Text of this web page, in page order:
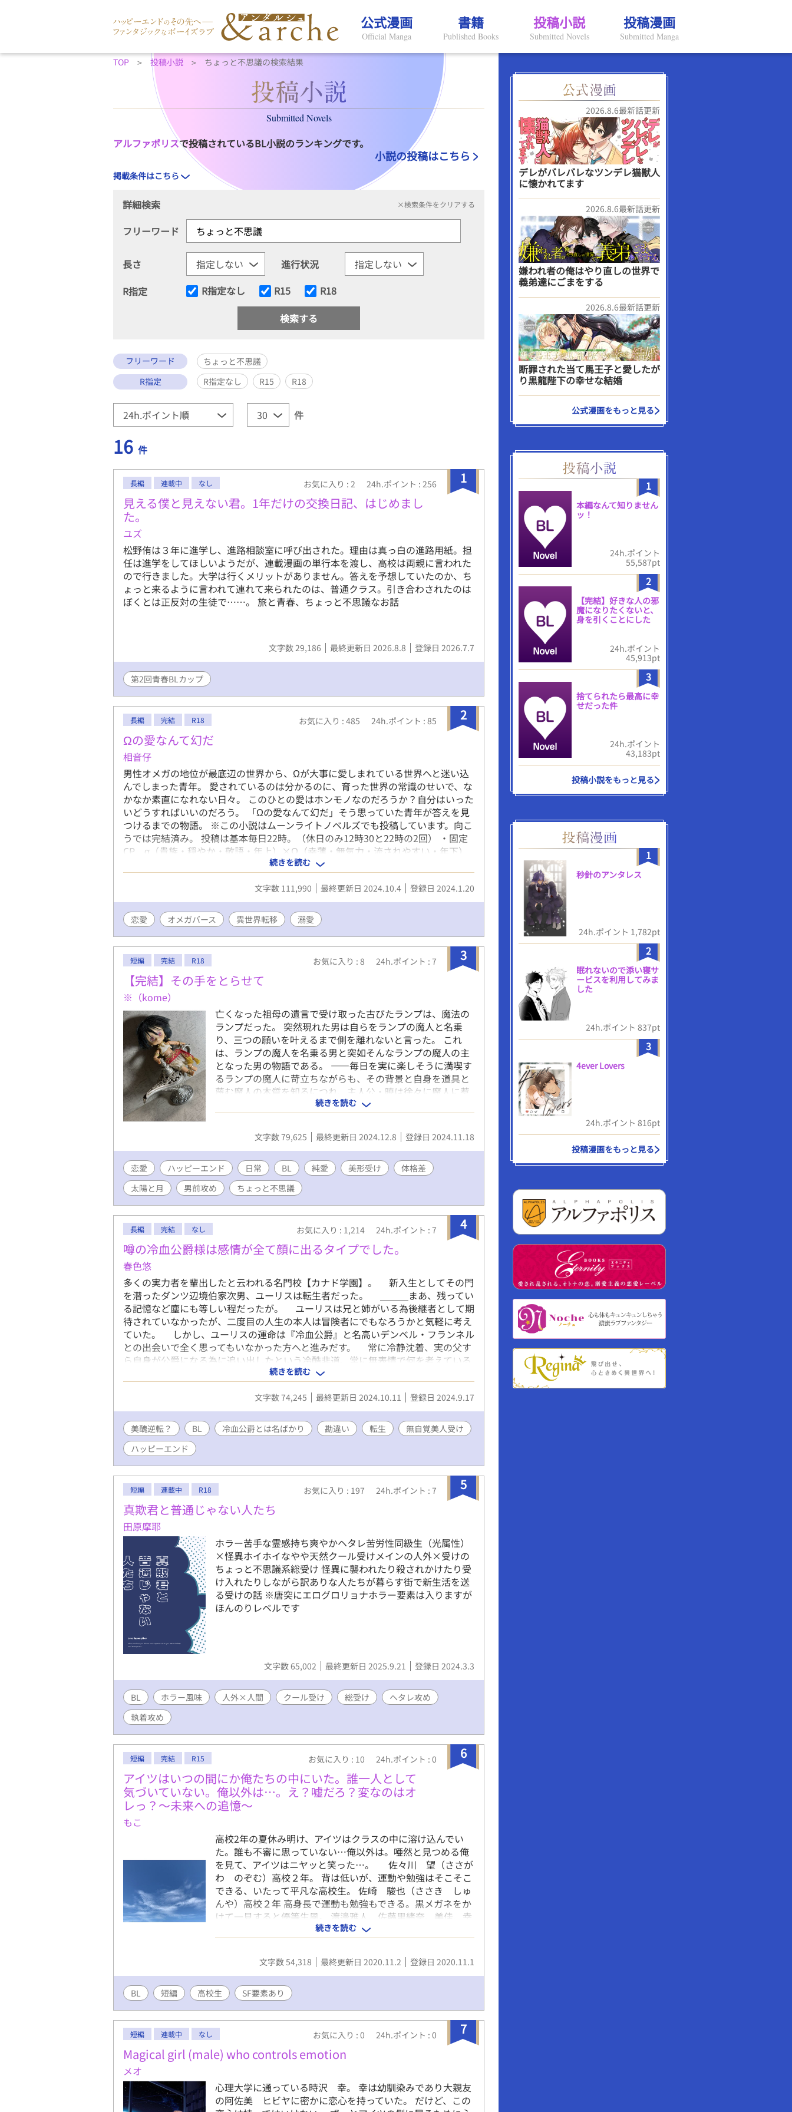
公式漫画
Official Manga
書籍
Published Books
投稿小説
Submitted Novels
投稿漫画
Submitted Manga
TOP 投稿小説 ちょっと不思議の検索結果
Submitted Novels
アルファポリスで投稿されているBL小説のランキングです。
小説の投稿はこちら
掲載条件はこちら
詳細検索 ×検索条件をクリアする
フリーワード
長さ
進行状況
R指定
R指定なし R15 R18
フリーワード
ちょっと不思議
R指定
R指定なし R15 R18
件
16 件
1
長編 連載中 なし お気に入り : 2 24h.ポイント : 256
見える僕と見えない君。1年だけの交換日記、はじめまし
た。
ユズ
松野侑は３年に進学し、進路相談室に呼び出された。理由は真っ白の進路用紙。担
任は進学をしてほしいようだが、連載漫画の単行本を渡し、高校は両親に言われた
ので行きました。大学は行くメリットがありません。答えを予想していたのか、ち
ょっと来るように言われて連れて来られたのは、普通クラス。引き合わされたのは
ぼくとは正反対の生徒で……。 旅と青春、ちょっと不思議なお話
文字数 29,186 最終更新日 2026.8.8 登録日 2026.7.7
第2回青春BLカップ
2
長編 完結 R18 お気に入り : 485 24h.ポイント : 85
Ωの愛なんて幻だ
相音仔
男性オメガの地位が最底辺の世界から、Ωが大事に愛しまれている世界へと迷い込
んでしまった青年。 愛されているのは分かるのに、育った世界の常識のせいで、な
かなか素直になれない日々。 このひとの愛はホンモノなのだろうか？自分はいった
いどうすればいいのだろう。 「Ωの愛なんて幻だ」そう思っていた青年が答えを見
つけるまでの物語。 ※この小説はムーンライトノベルズでも投稿しています。向こ
うでは完結済み。 投稿は基本毎日22時。（休日のみ12時30と22時の2回） ・固定
CP α（貴族・穏やか・敬語・年上）×Ω（幸薄・無気力・流されやすい・年下）
・ちょっと不思議な設定がある程度でファンタジー（魔法）割合は低め。 ・オメガ
バースで本番ありなので、18歳未満の方はNG。そこそこの描写がある回はタイト
続きを読む
文字数 111,990 最終更新日 2024.10.4 登録日 2024.1.20
恋愛 オメガバース 異世界転移 溺愛
3
短編 完結 R18 お気に入り : 8 24h.ポイント : 7
【完結】その手をとらせて
※（kome）
亡くなった祖母の遺言で受け取った古びたランプは、魔法の
ランプだった。 突然現れた男は自らをランプの魔人と名乗
り、三つの願いを叶えるまで側を離れないと言った。 これ
は、ランプの魔人を名乗る男と突如そんなランプの魔人の主
となった男の物語である。 ――毎日を実に楽しそうに満喫す
るランプの魔人に苛立ちながらも、その背景と自身を道具と
蔑む魔人の本質を知るにつれ、主人公・暁は徐々に魔人に惹
かれていく。 そうして距離を縮めていったある夜、暁は魔人
の来歴を知り激怒する。 この男を一人の人間として愛してや
りたいと手を伸ばした彼は、無事、その手を掴めるのか。 握
り返してもらえるのか。 彼らの行く末を知るのは――古ぼけ
編、魔人さんシリーズまで投稿完了しております。 ★カップ
リング傾向★ 魔人の主×ランプの魔人 男前×自罰思考 太陽
属性×月属性 平凡攻め×美形受け
続きを読む
文字数 79,625 最終更新日 2024.12.8 登録日 2024.11.18
恋愛 ハッピーエンド 日常 BL 純愛 美形受け
体格差
太陽と月
男前攻め ちょっと不思議
4
長編 完結 なし お気に入り : 1,214 24h.ポイント : 7
噂の冷血公爵様は感情が全て顔に出るタイプでした。
春色悠
多くの実力者を輩出したと云われる名門校【カナド学園】。 新入生としてその門
を潜ったダンツ辺境伯家次男、ユーリスは転生者だった。 ＿＿＿まあ、残ってい
る記憶など塵にも等しい程だったが。 ユーリスは兄と姉がいる為後継者として期
待されていなかったが、二度目の人生の本人は冒険者にでもなろうかと気軽に考え
ていた。 しかし、ユーリスの運命は『冷血公爵』と名高いデンベル・フランネル
との出会いで全く思ってもいなかった方へと進みだす。 常に冷静沈着、実の父す
ら自身が公爵になる為に追い出したという冷酷非道、常に無表情で何を考えている
のやらわからないデンベル＿＿＿ 「いやいやいやいや、全部顔に出てるんですけ
ど…！！？」 ユーリスは思い出す。この世界は表情から全く感情を読み取ってく
れないことを。いくら苦々しい表情をしていても誰も気づかなかったことを。 寡
黙なだけで表情に全て感情の出ているデンベルは怖がられる度にこちらが悲しくな
るほど落ち込み、ユーリスはついつい話しかけに行くことになる。 髪の毛の美し
さで美醜が決まるというちょっと不思議な美醜観が加わる感情表現の複雑な世界で
少し勘違いされながらの二人の行く末は！？
続きを読む
文字数 74,245 最終更新日 2024.10.11 登録日 2024.9.17
美醜逆転？ BL 冷血公爵とは名ばかり 勘違い 転生
無自覚美人受け
ハッピーエンド
5
短編 連載中 R18 お気に入り : 197 24h.ポイント : 7
真欺君と普通じゃない人たち
田原摩耶
ホラー苦手な霊感持ち爽やかヘタレ苦労性同級生（光属性）
×怪異ホイホイなやや天然クール受けメインの人外×受けの
ちょっと不思議系総受け 怪異に襲われたり殺されかけたり受
け入れたりしながら訳ありな人たちが暮らす街で新生活を送
る受けの話 ※唐突にエログロリョナホラー要素は入りますが
ほんのりレベルです
文字数 65,002 最終更新日 2025.9.21 登録日 2024.3.3
BL ホラー風味 人外×人間 クール受け 総受け
ヘタレ攻め
執着攻め
6
短編 完結 R15 お気に入り : 10 24h.ポイント : 0
アイツはいつの間にか俺たちの中にいた。誰一人として
気づいていない。俺以外は…。え？嘘だろ？変なのはオ
レっ？〜未来への追憶〜
もこ
高校2年の夏休み明け、アイツはクラスの中に溶け込んでい
た。誰も不審に思っていない…俺以外は。唖然と見つめる俺
を見て、アイツはニヤッと笑った…。 佐々川 望（ささが
わ のぞむ）高校２年。 背は低いが、運動や勉強はそこそこ
できる、いたって平凡な高校生。 佐崎 駿也（ささき しゅ
んや）高校２年 高身長で運動も勉強もできる。黒メガネをか
けて一見すると優等生風。 渡邊雅人、佐藤里緒奈、美佳、幸
矢、池田美久、伸一、篠原隆介、明日香、知也 安藤優香、
邦彦、友希、瞳美 → クラスメイト 加納 康介（かのう こ
うすけ）→ 担任教師（数学） 三村 聡子（みむら さと
こ） → 養護の先生 馬場 勇太（ばば ゆうた） → 美
→ 駿也の次兄 高校２年の夏から秋、2か月半のちょっと不思
議な物語。 キスシーンがあるのでR１５でお届けします。今
作もよろしくお願いします！！
続きを読む
文字数 54,318 最終更新日 2020.11.2 登録日 2020.11.1
BL 短編 高校生 SF要素あり
7
短編 連載中 なし お気に入り : 0 24h.ポイント : 0
Magical girl (male) who controls emotion
メオ
心理大学に通っている時沢 幸。 幸は幼馴染みであり大親友
の阿佐美 ヒビヤに密かに恋心を持っていた。 だけど、この
2026.8.6最新話更新
デレがバレバレなツンデレ猫獣人
に懐かれてます
2026.8.6最新話更新
嫌われ者の俺はやり直しの世界で
義弟達にごまをする
2026.8.6最新話更新
断罪された当て馬王子と愛したが
り黒龍陛下の幸せな結婚
公式漫画をもっと見る
1
本編なんて知りません
ッ！
24h.ポイント
55,587pt
2
【完結】好きな人の邪
魔になりたくないと、
身を引くことにした
24h.ポイント
45,913pt
3
捨てられたら最高に幸
せだった件
24h.ポイント
43,183pt
投稿小説をもっと見る
1
秒針のアンタレス
24h.ポイント 1,782pt
2
眠れないので添い寝サ
ービスを利用してみま
した
24h.ポイント 837pt
3
4ever Lovers
24h.ポイント 816pt
投稿漫画をもっと見る